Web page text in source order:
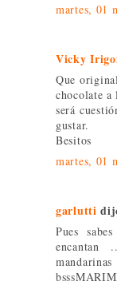
martes, 01
Vicky
Que
chocolate a
será
gustar.
Besitos
martes, 01
garlutti
Pues